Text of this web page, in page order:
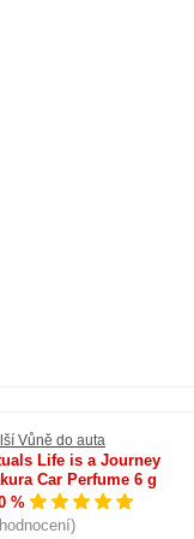
Vůně do auta
Life is a Journey
Car Perfume 6 g
%